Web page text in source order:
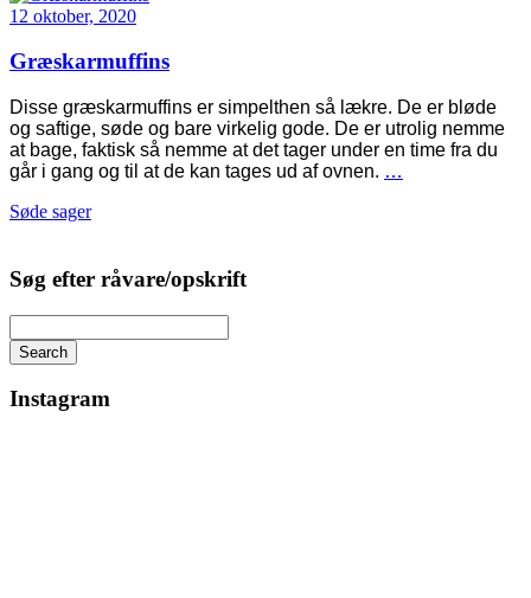
12 oktober, 2020
Græskarmuffins
Disse græskarmuffins er simpelthen så lækre. De er bløde
og saftige, søde og bare virkelig gode. De er utrolig nemme
at bage, faktisk så nemme at det tager under en time fra du
går i gang og til at de kan tages ud af ovnen. …
Søde sager
Søg efter råvare/opskrift
Search
Instagram